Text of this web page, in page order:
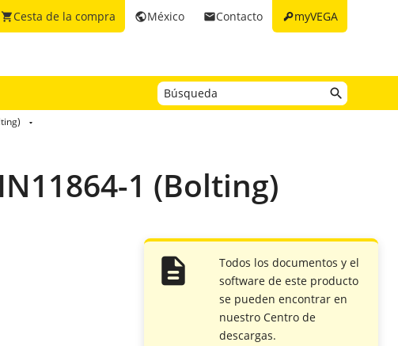
keymyVEGA
emailContacto
publicMéxico
shopping_cartCesta de la compra
1 (Bolting)
Todos los documentos y el
software de este producto
se pueden encontrar en
nuestro Centro de
descargas.